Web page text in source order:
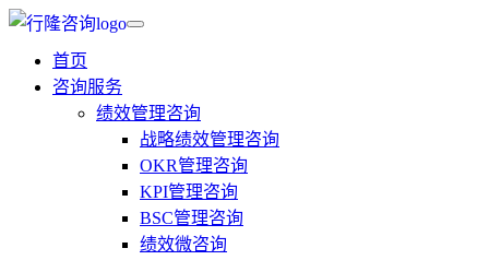
首页
咨询服务
绩效管理咨询
战略绩效管理咨询
OKR管理咨询
KPI管理咨询
BSC管理咨询
绩效微咨询